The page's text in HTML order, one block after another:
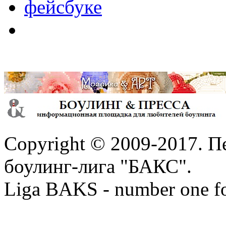
Copyright © 2009-2017.
боулинг-лига "БАКС".
Liga BAKS - number one